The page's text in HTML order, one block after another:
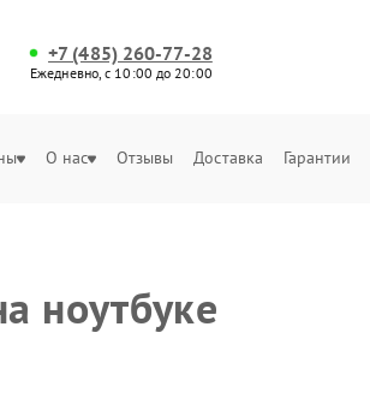
+7 (485) 260-77-28
Ежедневно, с 10:00 до 20:00
О нас Отзывы Доставка Гарантии
ноутбуке